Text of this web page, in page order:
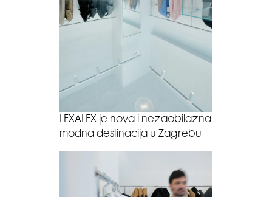
LEXALEX je nova i nezaobilazna
modna destinacija u Zagrebu